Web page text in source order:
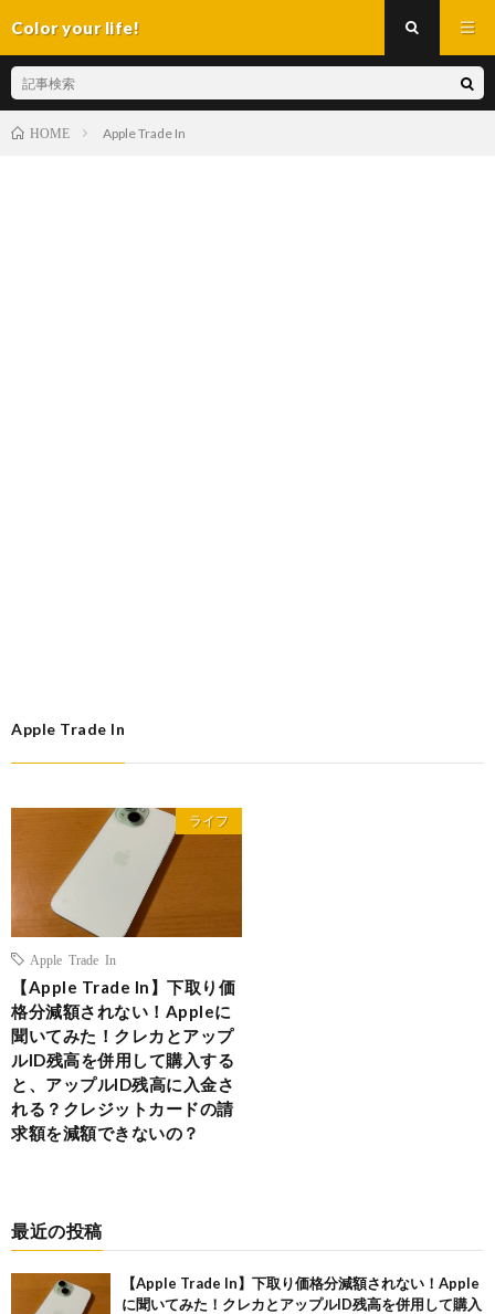
Color your life!
HOME Apple Trade In
Apple Trade In
ライフ
Apple Trade In
【Apple Trade In】下取り価
格分減額されない！Appleに
聞いてみた！クレカとアップ
ルID残高を併用して購入する
と、アップルID残高に入金さ
れる？クレジットカードの請
求額を減額できないの？
最近の投稿
【Apple Trade In】下取り価格分減額されない！Apple
に聞いてみた！クレカとアップルID残高を併用して購入